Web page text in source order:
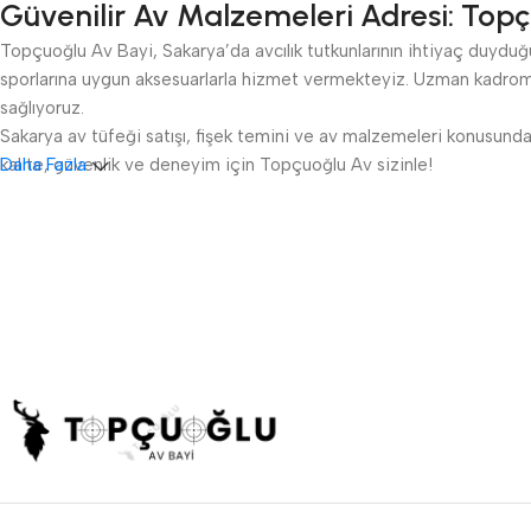
Güvenilir Av Malzemeleri Adresi:
Topçuoğlu Av Bayi, Sakarya’da avcılık tutkunlarının ihtiyaç
sporlarına uygun aksesuarlarla hizmet vermekteyiz. Uzman
sağlıyoruz.
Sakarya av tüfeği satışı, fişek temini ve av malzemeleri
kalite, güvenlik ve deneyim için Topçuoğlu Av sizinle!
Daha Fazla